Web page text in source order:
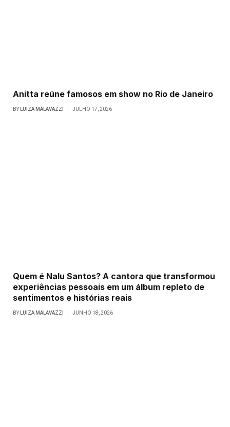
Anitta reúne famosos em show no Rio de Janeiro
BY LUIZA MALAVAZZI JULHO 17, 2026
Quem é Nalu Santos? A cantora que transformou
experiências pessoais em um álbum repleto de
sentimentos e histórias reais
BY LUIZA MALAVAZZI JUNHO 18, 2026